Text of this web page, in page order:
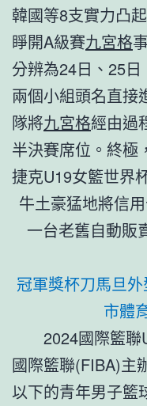
韓國等8支實力凸
睜開A級賽九宮格
分辨為24日、25日
兩個小組頭名直接
隊將九宮格經由過
半決賽席位。終極
捷克U19女籃世界
牛土豪猛地將信
一台老舊自動販
冠軍獎杯刀馬旦
市體
2024國際籃聯
國際籃聯(FIBA)主
以下的青年男子籃